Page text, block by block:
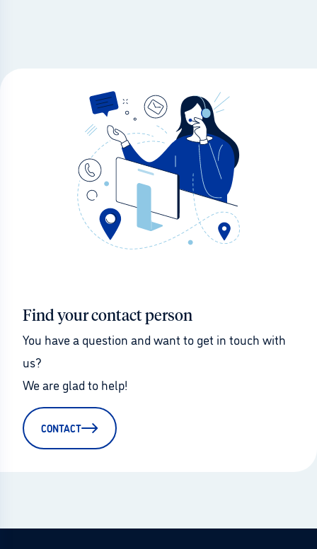
Find your contact person
You have a question and want to get in touch with
us?
We are glad to help!
CONTACT